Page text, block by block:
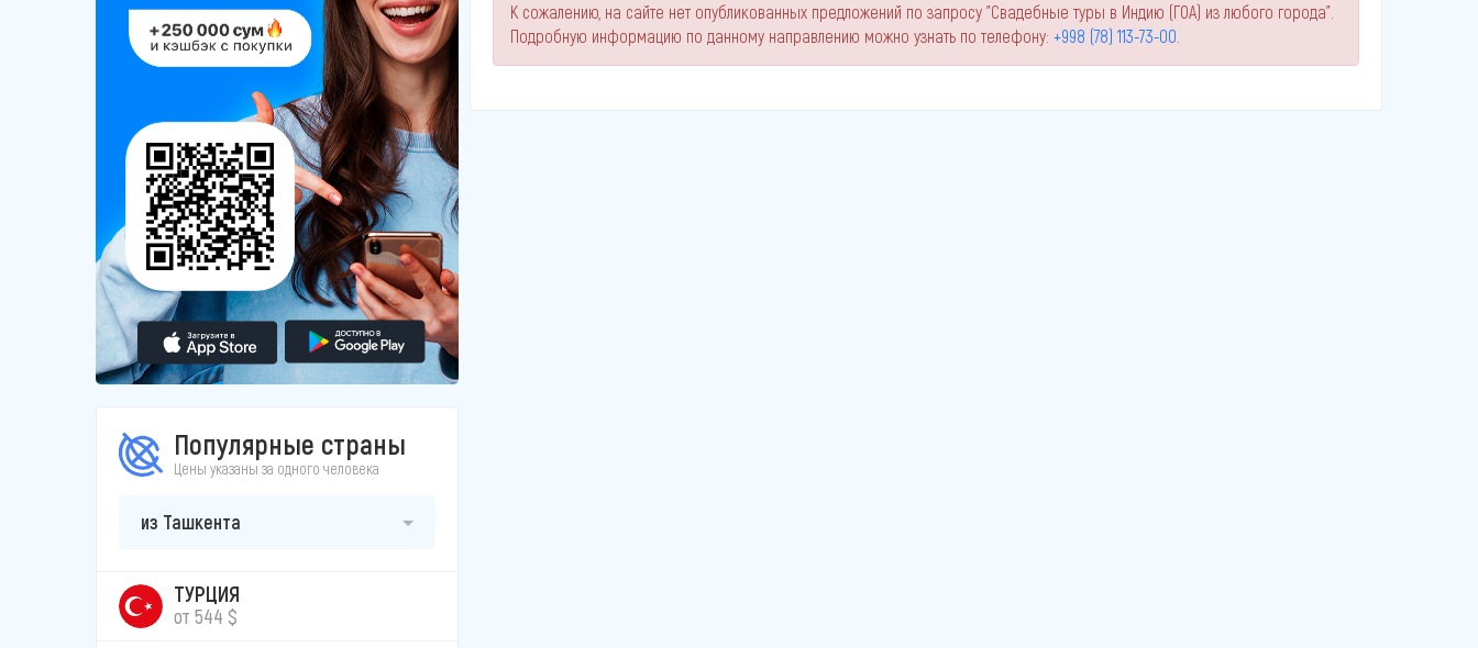
Популярные страны
Цены указаны за одного человека
из Ташкента
ТУРЦИЯ
от 544 $
К сожалению, на сайте нет опубликованных предложений по запросу "Свадебные туры в Индию (ГОА) из любого города".
Подробную информацию по данному направлению можно узнать по телефону: +998 (78) 113-73-00